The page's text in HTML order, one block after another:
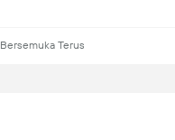
Bersemuka Terus